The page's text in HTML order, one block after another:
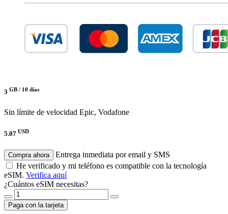
3 GB / 10 días
Sin límite de velocidad Epic, Vodafone
5.07 USD
Compra ahora
Entrega inmediata por email y SMS
He verificado y mi teléfono es compatible con la tecnología
eSIM. Verifica aquí
¿Cuántos eSIM necesitas?
Paga con la tarjeta